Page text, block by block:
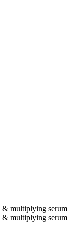
& multiplying serum
& multiplying serum